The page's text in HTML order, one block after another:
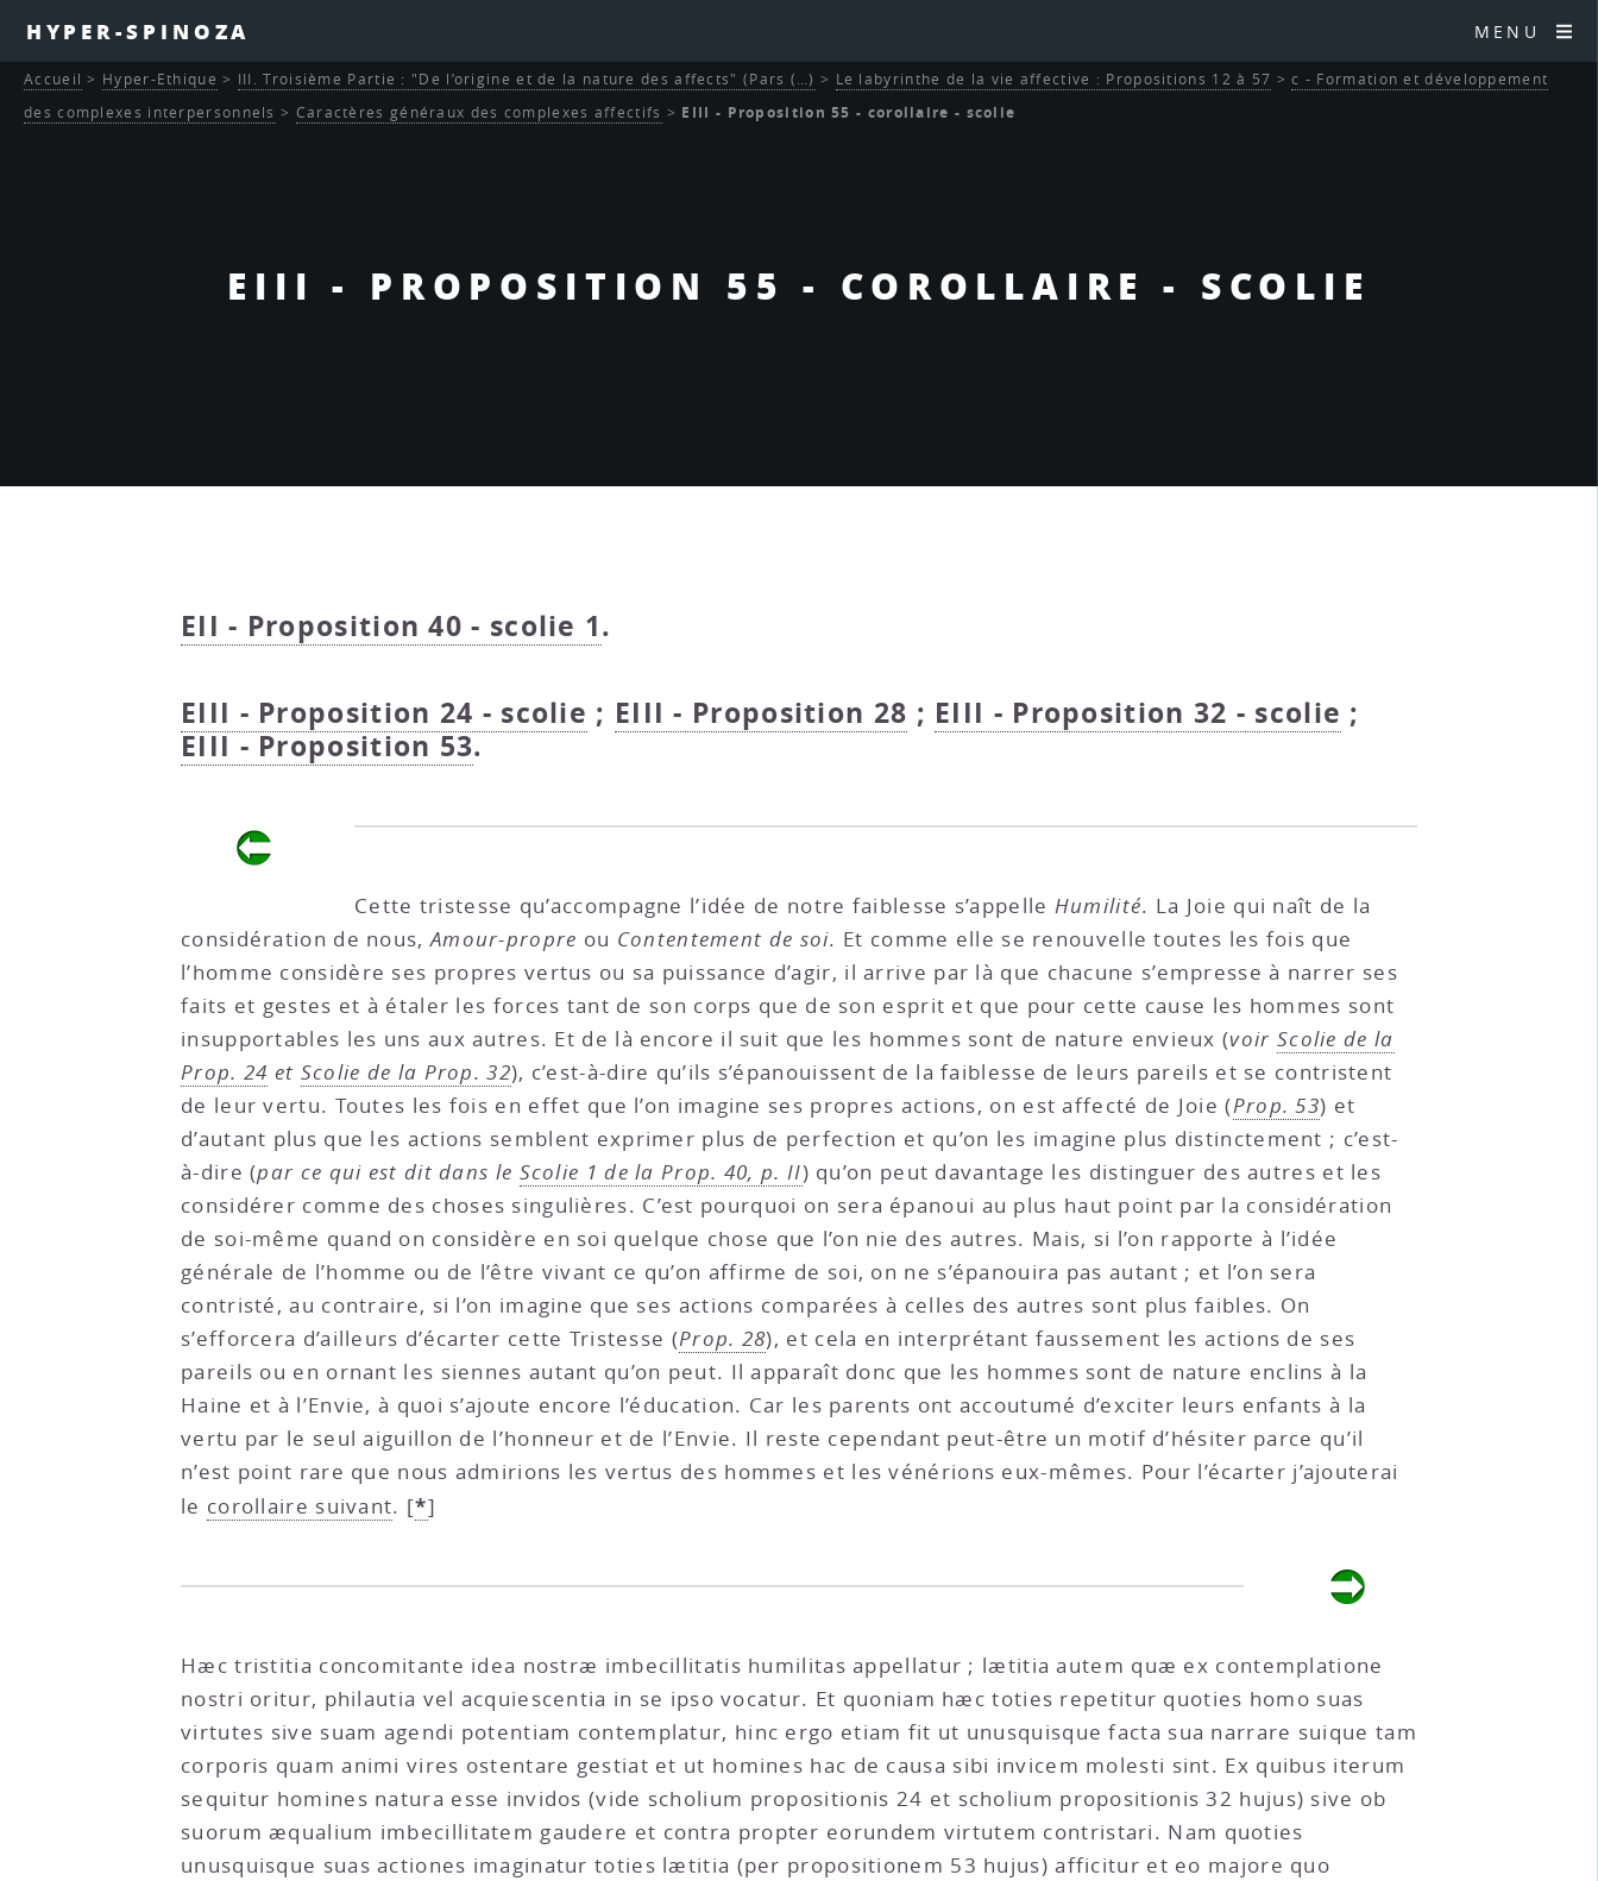
HYPER-SPINOZA MENU
EIII - PROPOSITION 55 - COROLLAIRE - SCOLIE
Accueil > Hyper-Ethique > III. Troisième Partie : "De l’origine et de la nature des affects" (Pars (…) > Le labyrinthe de la vie affective : Propositions 12 à 57 >c - Formation et développement
des complexes interpersonnels > Caractères généraux des complexes affectifs > EIII - Proposition 55 - corollaire - scolie
EII - Proposition 40 - scolie 1.
EIII - Proposition 24 - scolie ; EIII - Proposition 28 ; EIII - Proposition 32 - scolie ;
EIII - Proposition 53.
Cette tristesse qu’accompagne l’idée de notre faiblesse s’appelle Humilité. La Joie qui naît de la
considération de nous,Amour-propre ou Contentement de soi. Et comme elle se renouvelle toutes les fois que
l’homme considère ses propres vertus ou sa puissance d’agir, il arrive par là que chacune s’empresse à narrer ses
faits et gestes et à étaler les forces tant de son corps que de son esprit et que pour cette cause les hommes sont
insupportables les uns aux autres. Et de là encore il suit que les hommes sont de nature envieux (voir Scolie de la
Prop. 24 et Scolie de la Prop. 32), c’est-à-dire qu’ils s’épanouissent de la faiblesse de leurs pareils et se contristent
de leur vertu. Toutes les fois en effet que l’on imagine ses propres actions, on est affecté de Joie (Prop. 53) et
d’autant plus que les actions semblent exprimer plus de perfection et qu’on les imagine plus distinctement ; c’est-
à-dire (par ce qui est dit dans le Scolie 1 de la Prop. 40, p. II) qu’on peut davantage les distinguer des autres et les
considérer comme des choses singulières. C’est pourquoi on sera épanoui au plus haut point par la considération
de soi-même quand on considère en soi quelque chose que l’on nie des autres. Mais, si l’on rapporte à l’idée
générale de l’homme ou de l’être vivant ce qu’on affirme de soi, on ne s’épanouira pas autant ; et l’on sera
contristé, au contraire, si l’on imagine que ses actions comparées à celles des autres sont plus faibles. On
s’efforcera d’ailleurs d’écarter cette Tristesse (Prop. 28), et cela en interprétant faussement les actions de ses
pareils ou en ornant les siennes autant qu’on peut. Il apparaît donc que les hommes sont de nature enclins à la
Haine et à l’Envie, à quoi s’ajoute encore l’éducation. Car les parents ont accoutumé d’exciter leurs enfants à la
vertu par le seul aiguillon de l’honneur et de l’Envie. Il reste cependant peut-être un motif d’hésiter parce qu’il
n’est point rare que nous admirions les vertus des hommes et les vénérions eux-mêmes. Pour l’écarter j’ajouterai
le corollaire suivant. [*]
Hæc tristitia concomitante idea nostræ imbecillitatis humilitas appellatur ; lætitia autem quæ ex contemplatione
nostri oritur, philautia vel acquiescentia in se ipso vocatur. Et quoniam hæc toties repetitur quoties homo suas
virtutes sive suam agendi potentiam contemplatur, hinc ergo etiam fit ut unusquisque facta sua narrare suique tam
corporis quam animi vires ostentare gestiat et ut homines hac de causa sibi invicem molesti sint. Ex quibus iterum
sequitur homines natura esse invidos (vide scholium propositionis 24 et scholium propositionis 32 hujus) sive ob
suorum æqualium imbecillitatem gaudere et contra propter eorundem virtutem contristari. Nam quoties
unusquisque suas actiones imaginatur toties lætitia (per propositionem 53 hujus) afficitur et eo majore quo